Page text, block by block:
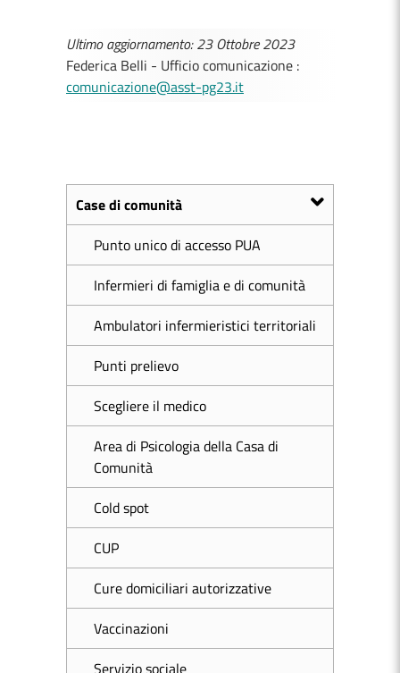
Ultimo aggiornamento: 23 Ottobre 2023
Federica Belli - Ufficio comunicazione :
comunicazione@asst-pg23.it
Case di comunità
Punto unico di accesso PUA
Infermieri di famiglia e di comunità
Ambulatori infermieristici territoriali
Punti prelievo
Scegliere il medico
Area di Psicologia della Casa di
Comunità
Cold spot
CUP
Cure domiciliari autorizzative
Vaccinazioni
Servizio sociale